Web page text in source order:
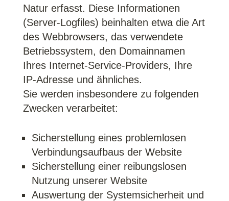
Natur erfasst. Diese Informationen
(Server-Logfiles) beinhalten etwa die Art
des Webbrowsers, das verwendete
Betriebssystem, den Domainnamen
Ihres Internet-Service-Providers, Ihre
IP-Adresse und ähnliches.
Sie werden insbesondere zu folgenden
Zwecken verarbeitet:
Sicherstellung eines problemlosen
Verbindungsaufbaus der Website
Sicherstellung einer reibungslosen
Nutzung unserer Website
Auswertung der Systemsicherheit und